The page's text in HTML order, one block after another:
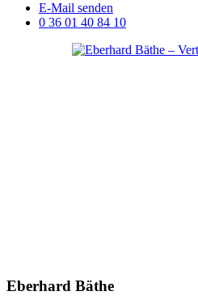
E-Mail senden
0 36 01 40 84 10
Eberhard Bäthe